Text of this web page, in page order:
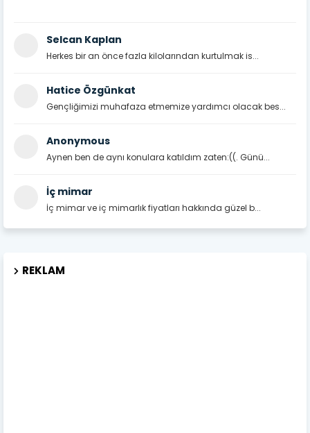
Selcan Kaplan
Herkes bir an önce fazla kilolarından kurtulmak is...
Hatice Özgünkat
Gençliğimizi muhafaza etmemize yardımcı olacak bes...
Anonymous
Aynen ben de aynı konulara katıldım zaten:((. Günü...
İç mimar
İç mimar ve iç mimarlık fiyatları hakkında güzel b...
REKLAM